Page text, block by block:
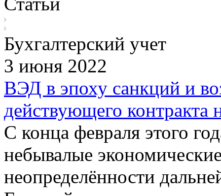
Бухгалтерский учет
3 июня 2022
ВЭД в эпоху санкций и
действующего контракта
С конца февраля этого
небывалые
неопределённости